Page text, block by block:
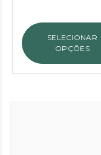
€29.90.
SELECIONAR
OPÇÕES